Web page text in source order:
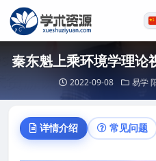
秦东魁上乘环境学理论
2022-09-08 易学
详情介绍 常见问题